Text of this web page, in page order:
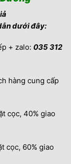
dưới đây:
+ zalo: 035 312
hàng cung cấp
cọc, 40% giao
cọc, 60% giao